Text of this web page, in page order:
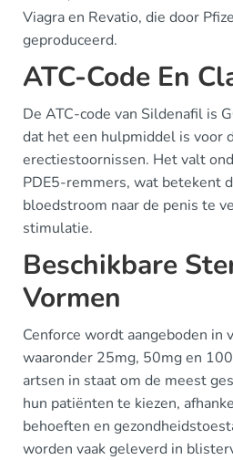
Viagra en Revatio, die door
geproduceerd.
ATC-Code En
De ATC-code van Sildenafil is
dat het een hulpmiddel is voor
erectiestoornissen. Het valt
PDE5-remmers, wat betekent
bloedstroom naar de penis te
stimulatie.
Beschikbare
Vormen
Cenforce wordt aangeboden in
waaronder 25mg, 50mg en
artsen in staat om de meest
hun patiënten te kiezen,
behoeften en
worden vaak geleverd in